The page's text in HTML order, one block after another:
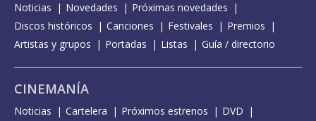
Noticias Novedades
Próximas novedades
Discos históricos
Canciones Festivales
Premios
Artistas y grupos
Portadas Listas Guía / directorio
CINEMANÍA
Noticias Cartelera Próximos estrenos
DVD